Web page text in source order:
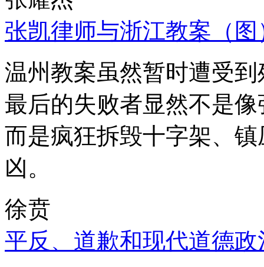
张凯律师与浙江教案（图
温州教案虽然暂时遭受
最后的失败者显然不是
而是疯狂拆毁十字架、
凶。
徐贲
平反、道歉和现代道德政